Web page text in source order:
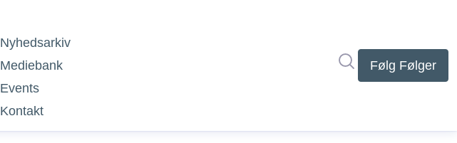
Nyhedsarkiv
Mediebank
Events
Kontakt
Følg Følger